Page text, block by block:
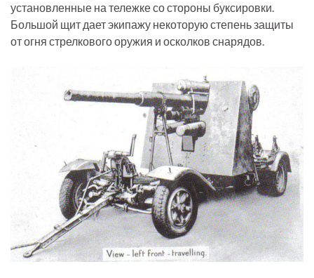
установленные на тележке со стороны буксировки.
Большой щит дает экипажу некоторую степень защиты
от огня стрелкового оружия и осколков снарядов.